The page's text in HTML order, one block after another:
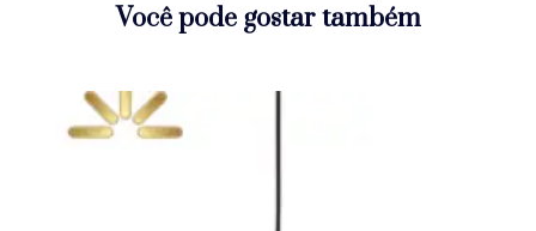
Você pode gostar também